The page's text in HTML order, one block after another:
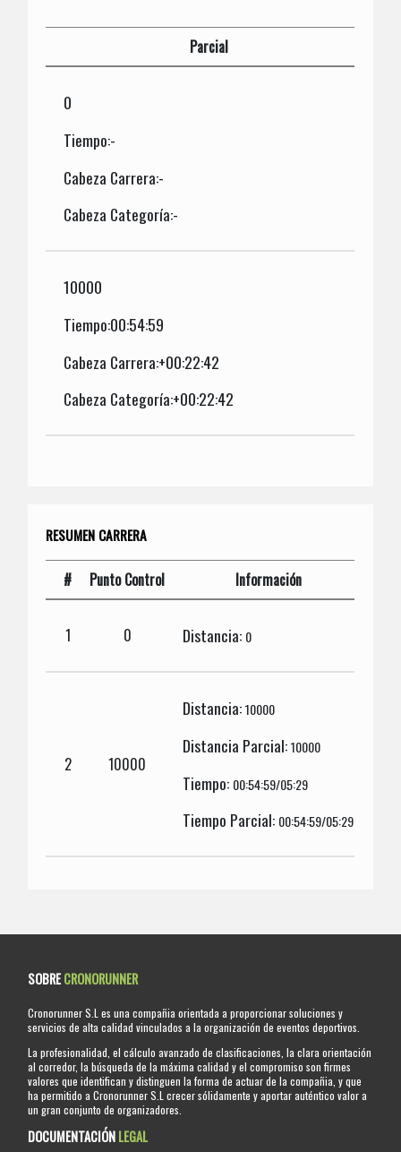
Parcial
0
Tiempo:-
Cabeza Carrera:-
Cabeza Categoría:-
10000
Tiempo:00:54:59
Cabeza Carrera:+00:22:42
Cabeza Categoría:+00:22:42
RESUMEN CARRERA
# Punto Control Información
1 0 Distancia: 0
2 10000
Distancia:10000
Distancia Parcial:10000
Tiempo: 00:54:59/05:29
Tiempo Parcial: 00:54:59/05:29
SOBRECRONORUNNER
Cronorunner S.L es una compañia orientada a proporcionar soluciones y
servicios de alta calidad vinculados a la organización de eventos deportivos.
La profesionalidad, el cálculo avanzado de clasificaciones, la clara orientación
al corredor, la búsqueda de la máxima calidad y el compromiso son firmes
valores que identifican y distinguen la forma de actuar de la compañia, y que
ha permitido a Cronorunner S.L crecer sólidamente y aportar auténtico valor a
un gran conjunto de organizadores.
DOCUMENTACIÓNLEGAL